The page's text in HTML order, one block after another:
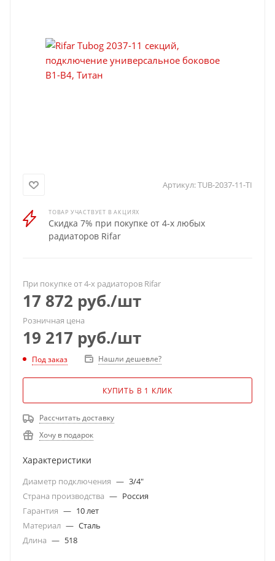
Артикул:TUB-2037-11-TI
ТОВАР УЧАСТВУЕТ В АКЦИЯХ
Скидка 7% при покупке от 4-х любых
радиаторов Rifar
При покупке от 4-х радиаторов Rifar
17 872 руб./шт
Розничная цена
19 217 руб./шт
Под заказ Нашли дешевле?
КУПИТЬ В 1 КЛИК
Рассчитать доставку
Хочу в подарок
Характеристики
Диаметр подключения — 3/4"
Страна производства — Россия
Гарантия — 10 лет
Материал — Сталь
Длина — 518